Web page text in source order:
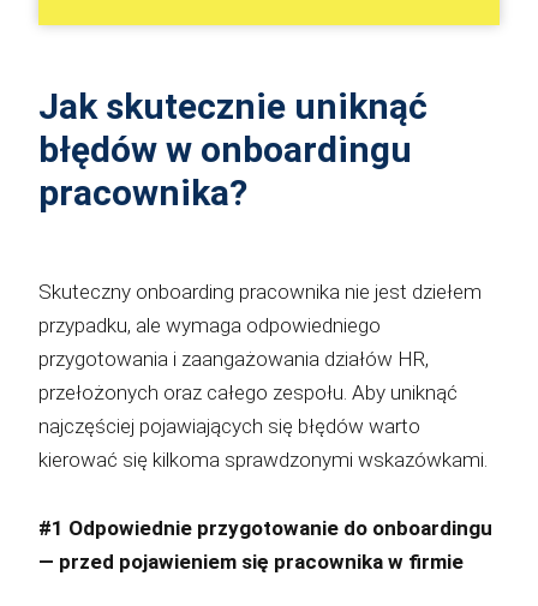
Jak skutecznie uniknąć
błędów w onboardingu
pracownika?
Skuteczny onboarding pracownika nie jest dziełem
przypadku, ale wymaga odpowiedniego
przygotowania i zaangażowania działów HR,
przełożonych oraz całego zespołu. Aby uniknąć
najczęściej pojawiających się błędów warto
kierować się kilkoma sprawdzonymi wskazówkami.
#1 Odpowiednie przygotowanie do onboardingu
— przed pojawieniem się pracownika w firmie